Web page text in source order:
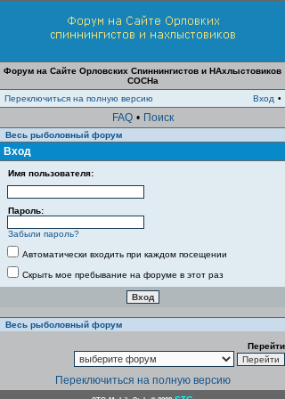
Форум на Сайте Орловских Спиннингистов и НАхлыстовиков
СОСНа
Переключиться на полную версию
Вход •
FAQ • Поиск
Весь рыболовный форум
Вход
Имя пользователя:
Пароль:
Забыли пароль?
Автоматически входить при каждом посещении
Скрыть мое пребывание на форуме в этот раз
Весь рыболовный форум
Перейти
Переключиться на полную версию